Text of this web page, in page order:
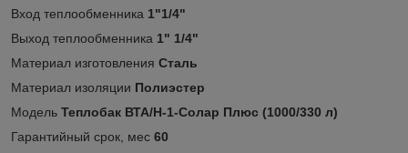
Вход теплообменника 1"1/4"
Выход теплообменника 1" 1/4"
Материал изготовления Сталь
Материал изоляции Полиэстер
Модель Теплобак ВТА/Н-1-Солар Плюс (1000/330 л)
Гарантийный срок, мес 60